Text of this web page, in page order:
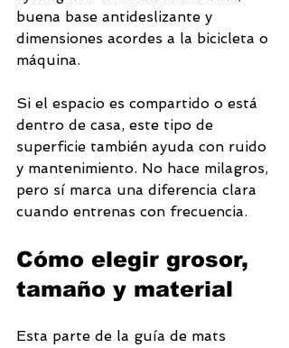
buena base antideslizante y
dimensiones acordes a la bicicleta o
máquina.
Si el espacio es compartido o está
dentro de casa, este tipo de
superficie también ayuda con ruido
y mantenimiento. No hace milagros,
pero sí marca una diferencia clara
cuando entrenas con frecuencia.
Cómo elegir grosor,
tamaño y material
Esta parte de la guía de mats